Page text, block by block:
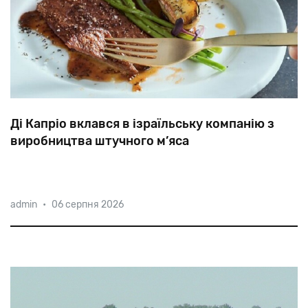
Ді Капріо вклався в ізраїльську компанію з
виробництва штучного м’яса
перший
у світі стейк
клітин та тривимірній біопечаті.
admin • 06 серпня 2026